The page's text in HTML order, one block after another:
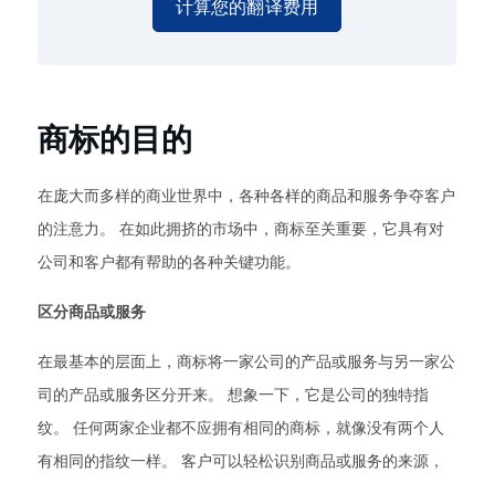
计算您的翻译费用
商标的目的
在庞大而多样的商业世界中，各种各样的商品和服务争夺客户
的注意力。 在如此拥挤的市场中，商标至关重要，它具有对
公司和客户都有帮助的各种关键功能。
区分商品或服务
在最基本的层面上，商标将一家公司的产品或服务与另一家公
司的产品或服务区分开来。 想象一下，它是公司的独特指
纹。 任何两家企业都不应拥有相同的商标，就像没有两个人
有相同的指纹一样。 客户可以轻松识别商品或服务的来源，